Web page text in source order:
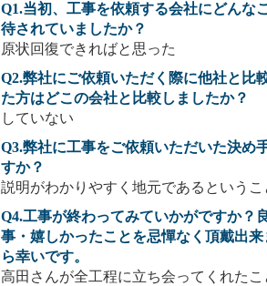
Q1.当初、工事を依頼する会社にどんな
待されていましたか？
原状回復できればと思った
Q2.弊社にご依頼いただく際に他社と比
た方はどこの会社と比較しましたか？
していない
Q3.弊社に工事をご依頼いただいた決め
すか？
説明がわかりやすく地元であるというこ
Q4.工事が終わってみていかがですか？
事・嬉しかったことを忌憚なく頂戴出来
ら幸いです。
高田さんが全工程に立ち会ってくれたこ